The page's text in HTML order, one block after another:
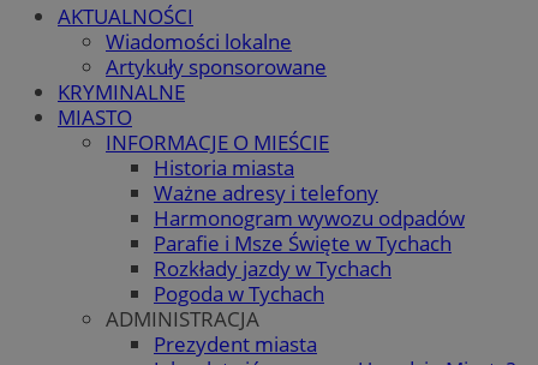
AKTUALNOŚCI
Wiadomości lokalne
Artykuły sponsorowane
KRYMINALNE
MIASTO
INFORMACJE O MIEŚCIE
Historia miasta
Ważne adresy i telefony
Harmonogram wywozu odpadów
Parafie i Msze Święte w Tychach
Rozkłady jazdy w Tychach
Pogoda w Tychach
ADMINISTRACJA
Prezydent miasta